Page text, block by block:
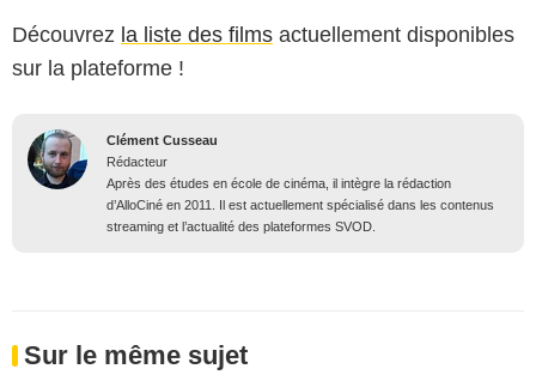
Découvrez la liste des films actuellement disponibles
sur la plateforme !
Clément Cusseau
Rédacteur
Après des études en école de cinéma, il intègre la rédaction
d’AlloCiné en 2011. Il est actuellement spécialisé dans les contenus
streaming et l’actualité des plateformes SVOD.
Sur le même sujet